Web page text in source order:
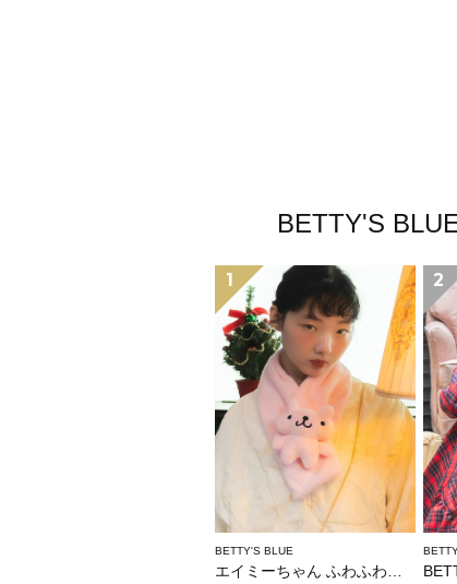
BETTY'S
1
BETTY'S BLUE
エイミーちゃん ふわふわティペット
2